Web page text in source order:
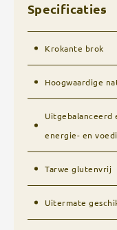
Specificaties
Krokante brok
Hoogwaardige
Uitgebalanceerd
energie- en
Tarwe glutenvrij
Uitermate